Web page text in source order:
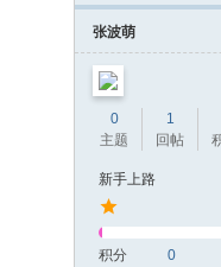
张波萌
0
主题
1
回帖
新手上路
积分 0